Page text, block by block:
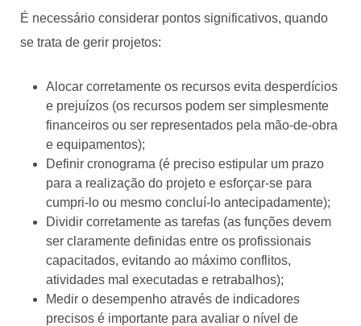
É necessário considerar pontos significativos, quando
se trata de gerir projetos:
Alocar corretamente os recursos evita desperdícios
e prejuízos (os recursos podem ser simplesmente
financeiros ou ser representados pela mão-de-obra
e equipamentos);
Definir cronograma (é preciso estipular um prazo
para a realização do projeto e esforçar-se para
cumpri-lo ou mesmo concluí-lo antecipadamente);
Dividir corretamente as tarefas (as funções devem
ser claramente definidas entre os profissionais
capacitados, evitando ao máximo conflitos,
atividades mal executadas e retrabalhos);
Medir o desempenho através de indicadores
precisos é importante para avaliar o nível de